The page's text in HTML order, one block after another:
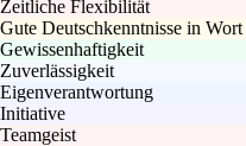
Zeitliche Flexibilität
Gute Deutschkenntnisse in
Gewissenhaftigkeit
Zuverlässigkeit
Eigenverantwortung
Initiative
Teamgeist